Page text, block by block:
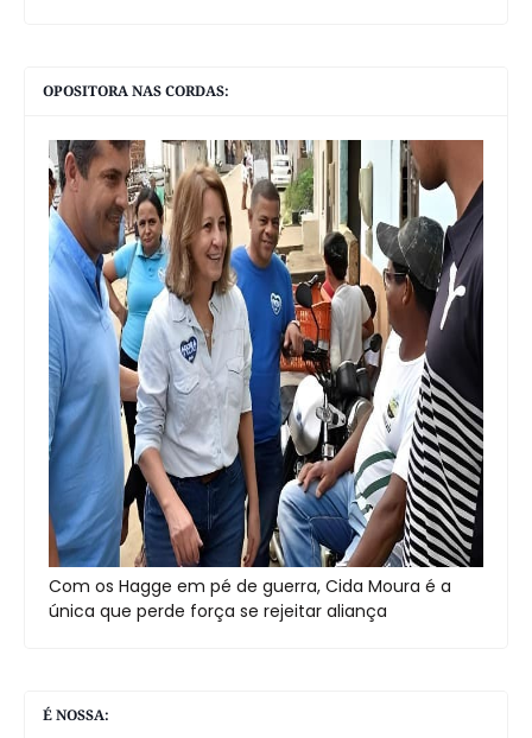
OPOSITORA NAS CORDAS:
Com os Hagge em pé de guerra, Cida Moura é a
única que perde força se rejeitar aliança
É NOSSA: